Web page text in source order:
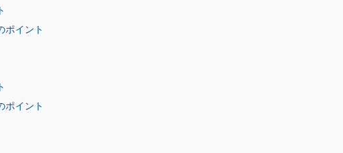
ポイント
ポイント